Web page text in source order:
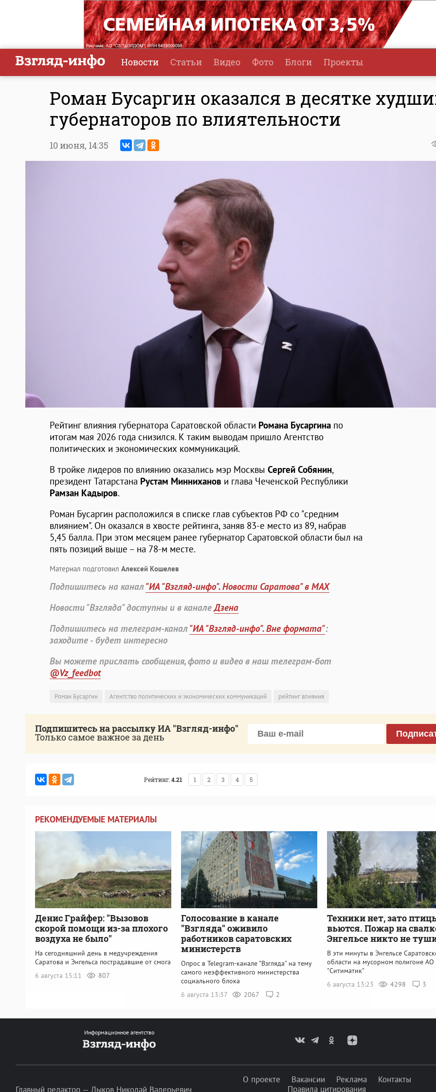
Новости Статьи Видео Фото Блоги Проекты
Роман Бусаргин оказался в десятке
губернаторов по влиятельности
10 июня, 14:35
Рейтинг влияния губернатора Саратовской области Романа Бусаргина по
итогам мая 2026 года снизился. К таким выводам пришло Агентство
политических и экономических коммуникаций.
В тройке лидеров по влиянию оказались мэр Москвы Сергей Собянин,
президент Татарстана Рустам Минниханов и глава Чеченской Республики
Рамзан Кадыров.
Роман Бусаргин расположился в списке глав субъектов РФ со "средним
влиянием". Он оказался в хвосте рейтинга, заняв 83-е место из 89, набрав
5,45 балла. При этом месяцем ранее губернатор Саратовской области был на
пять позиций выше – на 78-м месте.
Материал подготовил Алексей Кошелев
Подпишитесь на канал"ИА "Взгляд-инфо". Новости Саратова" в MAX
Новости "Взгляда" доступны и в каналеДзена
Подпишитесь на телеграм-канал"ИА "Взгляд-инфо". Вне формата":
заходите - будет интересно
Вы можете прислать сообщения, фото и видео в наш телеграм-бот
@Vz_feedbot
Роман Бусаргин Агентство политических и экономических коммуникаций рейтинг влияния
Подпишитесь на рассылку ИА "Взгляд-инфо"
Только самое важное за день
Рейтинг:4.21 1 2 3 4 5
РЕКОМЕНДУЕМЫЕ МАТЕРИАЛЫ
Денис Грайфер: "Вызовов
скорой помощи из-за плохого
воздуха не было"
На сегодняшний день в медучреждения
Саратова и Энгельса пострадавшие от смога
6 августа 15:11
807
Голосование в канале
"Взгляда" оживило
работников саратовских
министерств
Опрос в Telegram-канале "Взгляда" на тему
самого неэффективного министерства
социального блока
6 августа 13:37
2067 2
Техники нет, зато
вьются. Пожар на
Энгельсе никто не
В эти минуты в Энгельсе
области на мусорном полигоне АО
"Ситиматик"
6 августа 13:23
4298 3
Информационное агентство
Главный редактор — Лыков Николай Валерьевич
О проекте Вакансии Реклама
Контакты
Правила цитирования